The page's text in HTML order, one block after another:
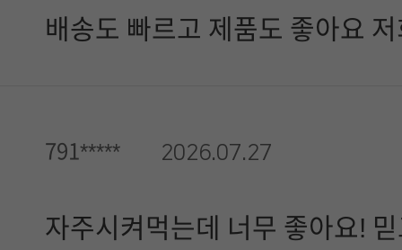
배송도 빠르고 제품도 좋아요
791***** 2026.07.27
자주시켜먹는데 너무 좋아요!